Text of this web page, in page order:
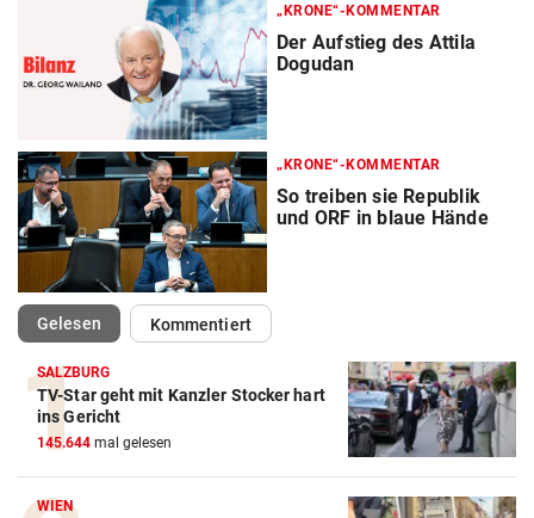
„KRONE“-KOMMENTAR
Der Aufstieg des Attila
Dogudan
„KRONE“-KOMMENTAR
So treiben sie Republik
und ORF in blaue Hände
Gelesen(ausgewählt)Kommentiert
SALZBURG
TV-Star geht mit Kanzler Stocker hart
ins Gericht
145.644 mal gelesen
WIEN